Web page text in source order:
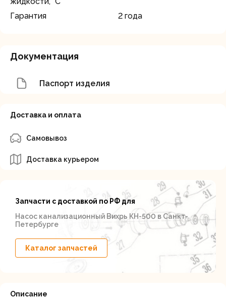
Гарантия 2 года
Документация
Паспорт изделия
Доставка и оплата
Самовывоз
Доставка курьером
Запчасти с доставкой по РФ для
Насос канализационный Вихрь КН-500 в Санкт-
Петербурге
Каталог запчастей
Описание